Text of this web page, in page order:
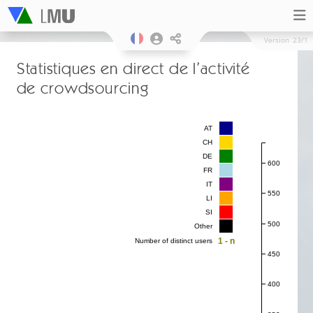
Version 23/1
Statistiques en direct de l’activité
de crowdsourcing
400
450
500
550
600
AT
CH
DE
FR
IT
LI
SI
Other
1 - n
Number of distinct users